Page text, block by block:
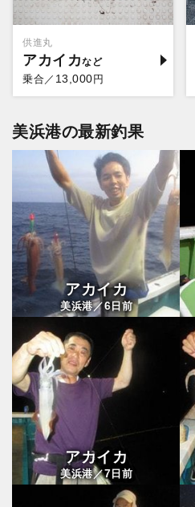
供進丸
アカイカ
乗合／ 13,000円
美浜港の最新釣果
アカイカ
美浜港／6日前
アカイカ
美浜港／7日前